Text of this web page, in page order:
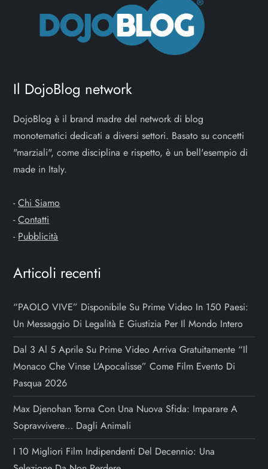
Il DojoBlog network
DojoBlog è il brand madre del network di blog
monotematici dedicati a diversi settori. Basato su concetti
"marziali", come disciplina e rispetto, è un bell'esempio di
made in Italy.
-Chi Siamo
-Contatti
- Pubblicità
Articoli recenti
“PAOLO VIVE” Disponibile Su Prime Video In 150 Paesi:
Un Messaggio Di Legalità E Giustizia Per Il Mondo Intero
Dal 3 Al 5 Aprile Su Prime Video Arriva Gratuitamente “Il
Monaco Che Vinse L’Apocalisse” Come Film Evento Di
Pasqua 2026
Max Djenohan Torna Con Una Nuova Sfida: Imparare A
Sopravvivere… Dagli Animali
I 10 Migliori Film Indipendenti Del Decennio: Una